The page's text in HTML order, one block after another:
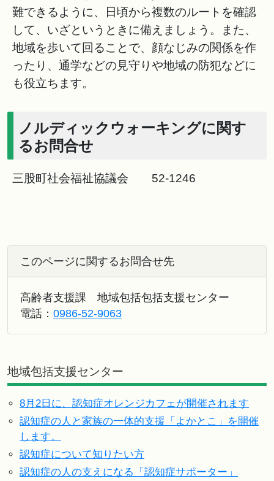
難できるように、日頃から複数のルートを確認
して、いざというときに備えましょう。また、
地域を歩いて回ることで、顔なじみの関係を作
ったり、通学などの見守りや地域の防犯などに
も役立ちます。
ノルディックウォーキングに関す
るお問合せ
三股町社会福祉協議会 52-1246
このページに関するお問合せ先
高齢者支援課 地域包括包括支援センター
電話： 0986-52-9063
地域包括支援センター
8月2日に、認知症オレンジカフェが開催されます
認知症の人と家族の一体的支援「よかとこ」を開催
します。
認知症について知りたい方
認知症の人の支えになる「認知症サポーター」